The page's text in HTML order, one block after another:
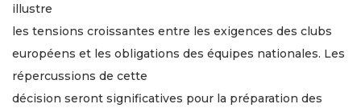
illustre
les tensions croissantes entre les exigences des clubs
européens et les obligations des équipes nationales. Les
répercussions de cette
décision seront significatives pour la préparation des